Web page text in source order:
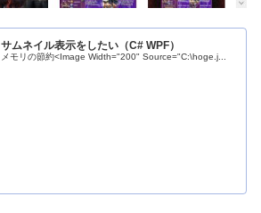
サムネイル表示をしたい（C# WPF）
メモリの節約<Image Width="200" Source="C:\hoge.j...